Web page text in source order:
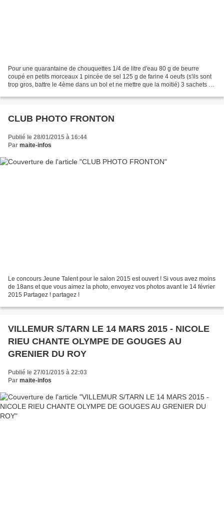
Pour une quarantaine de chouquettes 1/4 de litre d'eau 80 g de beurre
coupé en petits morceaux 1 pincée de sel 125 g de farine 4 oeufs (s'ils sont
trop gros, battre le 4ème dans un bol et ne mettre que la moitié) 3 sachets de
CLUB PHOTO FRONTON
Publié le 28/01/2015 à 16:44
Par maite-infos
Le concours Jeune Talent pour le salon 2015 est ouvert ! Si vous avez moins
de 18ans et que vous aimez la photo, envoyez vos photos avant le 14 février
2015 Partagez ! partagez !
VILLEMUR S/TARN LE 14 MARS 2015 - NICOLE
RIEU CHANTE OLYMPE DE GOUGES AU
GRENIER DU ROY
Publié le 27/01/2015 à 22:03
Par maite-infos